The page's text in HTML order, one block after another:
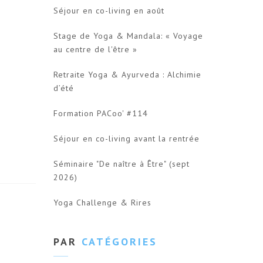
Séjour en co-living en août
Stage de Yoga & Mandala: « Voyage
au centre de l'être »
Retraite Yoga & Ayurveda : Alchimie
d’été
Formation PACoo' #114
Séjour en co-living avant la rentrée
Séminaire "De naître à Être" (sept
2026)
Yoga Challenge & Rires
PAR CATÉGORIES